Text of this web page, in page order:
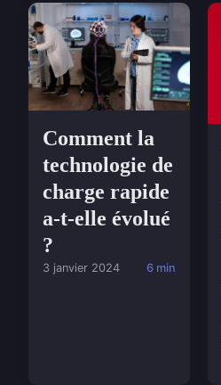
Comment la
technologie de
charge rapide
a-t-elle évolué
?
3 janvier 2024 6 min